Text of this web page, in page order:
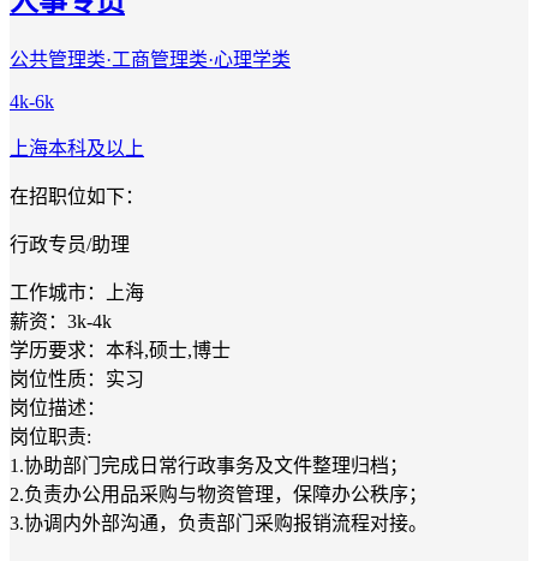
公共管理类·工商管理类·心理学类
4k-6k
上海本科及以上
在招职位如下：
行政专员/助理
工作城市：上海
薪资：3k-4k
学历要求：本科,硕士,博士
岗位性质：实习
岗位描述：
岗位职责:
1.协助部门完成日常行政事务及文件整理归档；
2.负责办公用品采购与物资管理，保障办公秩序；
3.协调内外部沟通，负责部门采购报销流程对接。